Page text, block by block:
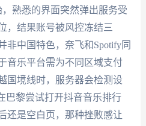
熟悉的界面突然弹出服务受
，结果账号被风控冻结三
非中国特色，奈飞和Spotify同
音乐平台需为不同区域支付
国境线时，服务器会检测设
巴黎尝试打开抖音音乐排行
还是空白页，那种挫败感让